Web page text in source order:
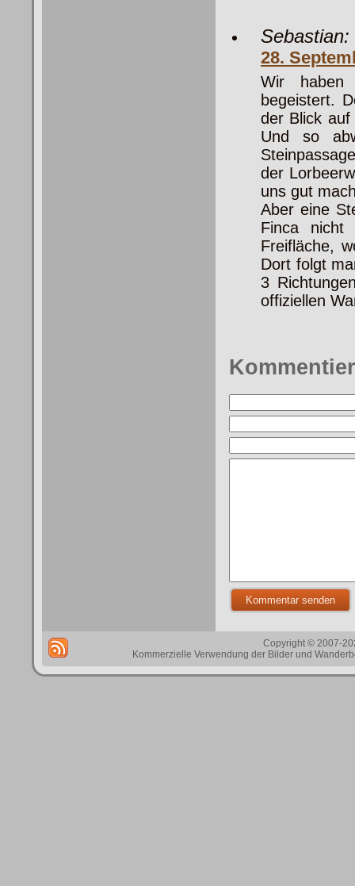
Sebastian:
28.
Wir haben
begeistert.
der Blick auf
Und so
der
uns gut
Aber eine
Finca
Freifläche,
Dort folgt
3
offiziellen
Copyright © 2007-
Kommerzielle Verwendung der Bilder und